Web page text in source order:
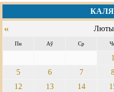
« Люты
Пн Аў Ср
1
5
6 7
12
13 14